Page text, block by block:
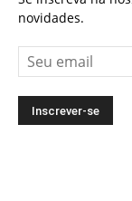
novidades.